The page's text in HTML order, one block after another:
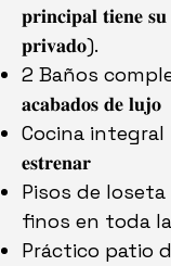
𝐩𝐫𝐢𝐧𝐜𝐢𝐩𝐚𝐥 𝐭𝐢𝐞𝐧𝐞
𝐩𝐫𝐢𝐯𝐚𝐝𝐨).
2 Baños
𝐚𝐜𝐚𝐛𝐚𝐝𝐨𝐬 𝐝𝐞 𝐥𝐮𝐣𝐨
Cocina integral
𝐞𝐬𝐭𝐫𝐞𝐧𝐚𝐫
Pisos de
finos en toda
Práctico patio